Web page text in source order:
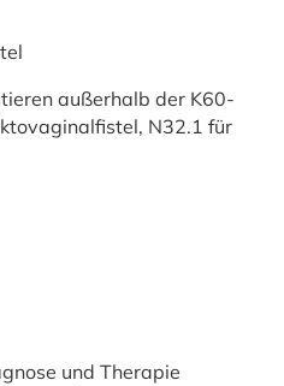
außerhalb der K60-
N32.1 für
und Therapie